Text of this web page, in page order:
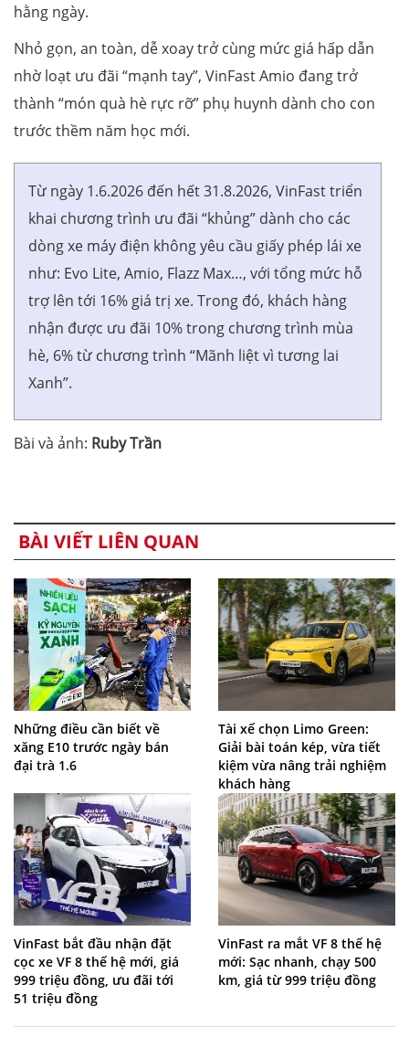
hằng ngày.
Nhỏ gọn, an toàn, dễ xoay trở cùng mức giá hấp dẫn
nhờ loạt ưu đãi “mạnh tay”, VinFast Amio đang trở
thành “món quà hè rực rỡ” phụ huynh dành cho con
trước thềm năm học mới.
Từ ngày 1.6.2026 đến hết 31.8.2026, VinFast triển
khai chương trình ưu đãi “khủng” dành cho các
dòng xe máy điện không yêu cầu giấy phép lái xe
như: Evo Lite, Amio, Flazz Max…, với tổng mức hỗ
trợ lên tới 16% giá trị xe. Trong đó, khách hàng
nhận được ưu đãi 10% trong chương trình mùa
hè, 6% từ chương trình “Mãnh liệt vì tương lai
Xanh”.
Bài và ảnh: Ruby Trần
BÀI VIẾT LIÊN QUAN
Những điều cần biết về
xăng E10 trước ngày bán
đại trà 1.6
Tài xế chọn Limo Green:
Giải bài toán kép, vừa tiết
kiệm vừa nâng trải nghiệm
khách hàng
VinFast bắt đầu nhận đặt
cọc xe VF 8 thế hệ mới, giá
999 triệu đồng, ưu đãi tới
51 triệu đồng
VinFast ra mắt VF 8 thế hệ
mới: Sạc nhanh, chạy 500
km, giá từ 999 triệu đồng